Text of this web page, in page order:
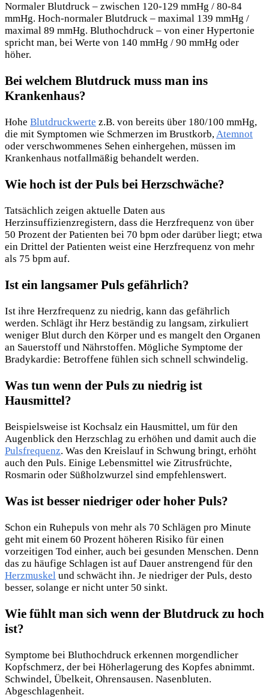
Normaler Blutdruck – zwischen 120-129 mmHg / 80-84
mmHg. Hoch-normaler Blutdruck – maximal 139 mmHg /
maximal 89 mmHg. Bluthochdruck – von einer Hypertonie
spricht man, bei Werte von 140 mmHg / 90 mmHg oder
höher.
Bei welchem Blutdruck muss man ins
Krankenhaus?
Hohe Blutdruckwerte z.B. von bereits über 180/100 mmHg,
die mit Symptomen wie Schmerzen im Brustkorb,Atemnot
oder verschwommenes Sehen einhergehen, müssen im
Krankenhaus notfallmäßig behandelt werden.
Wie hoch ist der Puls bei Herzschwäche?
Tatsächlich zeigen aktuelle Daten aus
Herzinsuffizienzregistern, dass die Herzfrequenz von über
50 Prozent der Patienten bei 70 bpm oder darüber liegt; etwa
ein Drittel der Patienten weist eine Herzfrequenz von mehr
als 75 bpm auf.
Ist ein langsamer Puls gefährlich?
Ist ihre Herzfrequenz zu niedrig, kann das gefährlich
werden. Schlägt ihr Herz beständig zu langsam, zirkuliert
weniger Blut durch den Körper und es mangelt den Organen
an Sauerstoff und Nährstoffen. Mögliche Symptome der
Bradykardie: Betroffene fühlen sich schnell schwindelig.
Was tun wenn der Puls zu niedrig ist
Hausmittel?
Beispielsweise ist Kochsalz ein Hausmittel, um für den
Augenblick den Herzschlag zu erhöhen und damit auch die
Pulsfrequenz. Was den Kreislauf in Schwung bringt, erhöht
auch den Puls. Einige Lebensmittel wie Zitrusfrüchte,
Rosmarin oder Süßholzwurzel sind empfehlenswert.
Was ist besser niedriger oder hoher Puls?
Schon ein Ruhepuls von mehr als 70 Schlägen pro Minute
geht mit einem 60 Prozent höheren Risiko für einen
vorzeitigen Tod einher, auch bei gesunden Menschen. Denn
das zu häufige Schlagen ist auf Dauer anstrengend für den
Herzmuskel und schwächt ihn. Je niedriger der Puls, desto
besser, solange er nicht unter 50 sinkt.
Wie fühlt man sich wenn der Blutdruck zu hoch
ist?
Symptome bei Bluthochdruck erkennen morgendlicher
Kopfschmerz, der bei Höherlagerung des Kopfes abnimmt.
Schwindel, Übelkeit, Ohrensausen. Nasenbluten.
Abgeschlagenheit.